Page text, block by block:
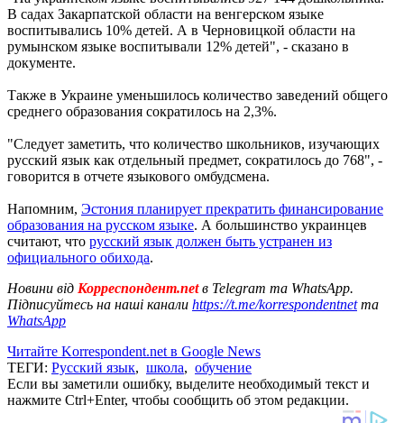
В садах Закарпатской области на венгерском языке
воспитывались 10% детей. А в Черновицкой области на
румынском языке воспитывали 12% детей", - сказано в
документе.
Также в Украине уменьшилось количество заведений общего
среднего образования сократилось на 2,3%.
"Следует заметить, что количество школьников, изучающих
русский язык как отдельный предмет, сократилось до 768", -
говорится в отчете языкового омбудсмена.
Напомним, Эстония планирует прекратить финансирование
образования на русском языке. А большинство украинцев
считают, что русский язык должен быть устранен из
официального обихода.
Новини від Корреспондент.netв Telegram та WhatsApp.
Підписуйтесь на наші канали https://t.me/korrespondentnetта
WhatsApp
Читайте Korrespondent.net в Google News
ТЕГИ: Русский язык, школа, обучение
Если вы заметили ошибку, выделите необходимый текст и
нажмите Ctrl+Enter, чтобы сообщить об этом редакции.